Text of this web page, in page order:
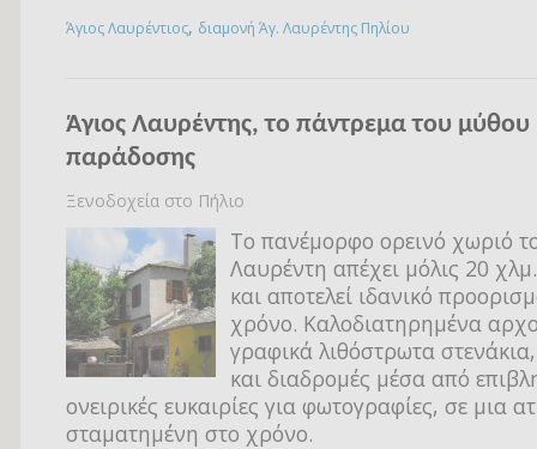
Άγιος Λαυρέντιος, διαμονή Άγ. Λαυρέντης Πηλίου
Άγιος Λαυρέντης, το πάντρεμα του μύθου
παράδοσης
Ξενοδοχεία στο Πήλιο
Το πανέμορφο ορεινό χωριό
Λαυρέντη απέχει μόλις 20
και αποτελεί ιδανικό
χρόνο. Καλοδιατηρημένα
γραφικά λιθόστρωτα
και διαδρομές μέσα από
ονειρικές ευκαιρίες για φωτογραφίες, σε μια
σταματημένη στο χρόνο.